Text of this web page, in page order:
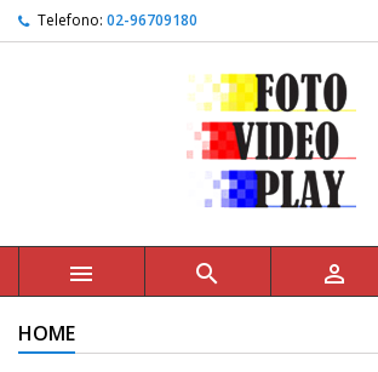
Telefono: 02-96709180
  
HOME